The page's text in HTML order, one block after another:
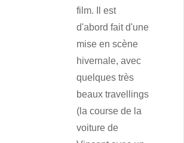
film. Il est
d'abord fait d'une
mise en scène
hivernale, avec
quelques très
beaux travellings
(la course de la
voiture de